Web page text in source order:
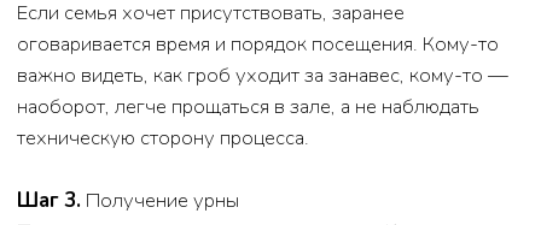
собственно услуга крематория;
оформление документов и сопровождение.
На сайте и в офисе доступны готовые комплекты
услуг: от более бюджетных до расширенных, где
учтены все детали. Это помогает семье сразу видеть
7. Плюсы и минусы кремации